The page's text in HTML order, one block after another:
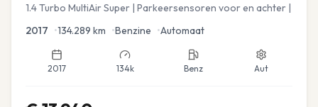
1.4 Turbo MultiAir Super | Parkeersensoren voor en achter |
2017 •134.289 km •Benzine •Automaat
2017 134k Benz Aut